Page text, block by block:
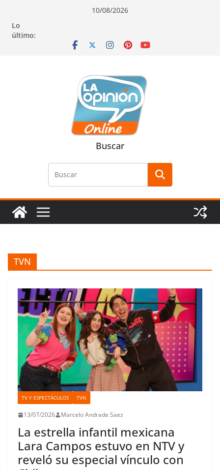
contenido
navegación
contenido
10/08/2026
Lo
último:
Buscar
TVN
TV Y ESPECTÁCULOS TVN
13/07/2026 Marcelo Andrade Saez
La estrella infantil mexicana
Lara Campos estuvo en NTV y
reveló su especial vínculo con